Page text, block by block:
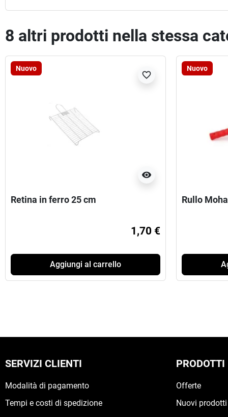
8 altri prodotti nella stessa
Nuovo
visibility
favorite_border
Retina in ferro 25 cm
1,70 €
Aggiungi al carrello
Nuovo
Rullo
SERVIZI CLIENTI
Modalità di pagamento
Tempi e costi di spedizione
PRODOTTI
Offerte
Nuovi prodotti